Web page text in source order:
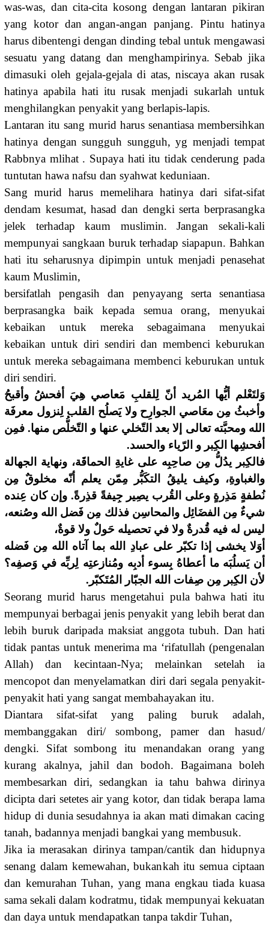
was-was, dan cita-cita kosong dengan lantaran pikiran
yang kotor dan angan-angan panjang. Pintu hatinya
harus dibentengi dengan dinding tebal untuk mengawasi
sesuatu yang datang dan menghampirinya. Sebab jika
dimasuki oleh gejala-gejala di atas, niscaya akan rusak
hatinya apabila hati itu rusak menjadi sukarlah untuk
menghilangkan penyakit yang berlapis-lapis.
Lantaran itu sang murid harus senantiasa membersihkan
hatinya dengan sungguh sungguh, yg menjadi tempat
Rabbnya mlihat . Supaya hati itu tidak cenderung pada
tuntutan hawa nafsu dan syahwat keduniaan.
Sang murid harus memelihara hatinya dari sifat-sifat
dendam kesumat, hasad dan dengki serta berprasangka
jelek terhadap kaum muslimin. Jangan sekali-kali
mempunyai sangkaan buruk terhadap siapapun. Bahkan
hati itu seharusnya dipimpin untuk menjadi penasehat
kaum Muslimin,
bersifatlah pengasih dan penyayang serta senantiasa
berprasangka baik kepada semua orang, menyukai
kebaikan untuk mereka sebagaimana menyukai
kebaikan untuk diri sendiri dan membenci keburukan
untuk mereka sebagaimana membenci keburukan untuk
diri sendiri.
وَلتَعْلم أيُّها المُريد أنّ لِلقلبِ مَعاصي هِيَ أفحشُ وأقبحُ
وأخبثُ مِن معَاصي الجوارِح ولا يَصلُح القلب لِنزول معرفَة
الله ومحبَّته تعالى إلا بعد التّخلي عنها و التّخلُّص منها. فمِن
أفحشِها الكِبر و الرّياء والحسد.
فالكِبر يدُلُّ مِن صاحِبِه على غايةِ الحماقَة، ونهاية الجهالة
والغباوةِ، وكيف يليقُ التكَبُّر مِمّن يعلم أنّه مخلوقٌ مِن
نُطفةٍ مَذِرةٍ وعلى القُرب يصِير جِيفةً قذِرةً. وإن كان عِنده
شيءٌ مِن الفضَائِل والمحاسِن فذلك مِن فَضل الله وصُنعه،
ليس له فيه قُدرةٌ ولا في تحصيله حَولٌ ولا قوةٌ،
أوَلا يخشى إذا تكبّر على عبادِ الله بما آتاه الله مِن فَضله
أن يَسلُبَه ما أعطاهُ بِسوء أدبِه ومُنازعتِه لِربِّه في وَصفِه؟
لأن الكِبر مِن صِفات الله الجبّار المُتَكبّر.
Seorang murid harus mengetahui pula bahwa hati itu
mempunyai berbagai jenis penyakit yang lebih berat dan
lebih buruk daripada maksiat anggota tubuh. Dan hati
tidak pantas untuk menerima ma ‘rifatullah (pengenalan
Allah) dan kecintaan-Nya; melainkan setelah ia
mencopot dan menyelamatkan diri dari segala penyakit-
penyakit hati yang sangat membahayakan itu.
Diantara sifat-sifat yang paling buruk adalah,
membanggakan diri/ sombong, pamer dan hasud/
dengki. Sifat sombong itu menandakan orang yang
kurang akalnya, jahil dan bodoh. Bagaimana boleh
membesarkan diri, sedangkan ia tahu bahwa dirinya
dicipta dari setetes air yang kotor, dan tidak berapa lama
hidup di dunia sesudahnya ia akan mati dimakan cacing
tanah, badannya menjadi bangkai yang membusuk.
Jika ia merasakan dirinya tampan/cantik dan hidupnya
senang dalam kemewahan, bukankah itu semua ciptaan
dan kemurahan Tu­han, yang mana engkau tiada kuasa
sama sekali dalam kodratmu, tidak mempunyai kekuatan
dan daya untuk mendapatkan tanpa takdir Tuhan,